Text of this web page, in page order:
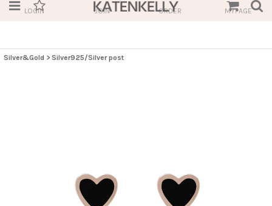
LOGIN JOIN ORDER MYPAGE
Silver&Gold > Silver925/Silver post